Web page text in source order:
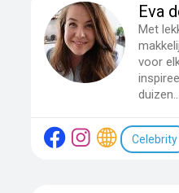
Eva
Met
voor
duizen...
Celebrity